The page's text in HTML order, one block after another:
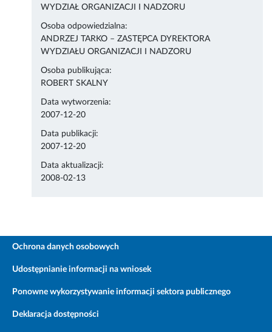
WYDZIAŁ ORGANIZACJI I NADZORU
Osoba odpowiedzialna:
ANDRZEJ TARKO – ZASTĘPCA DYREKTORA
WYDZIAŁU ORGANIZACJI I NADZORU
Osoba publikująca:
ROBERT SKALNY
Data wytworzenia:
2007-12-20
Data publikacji:
2007-12-20
Data aktualizacji:
2008-02-13
Ochrona danych osobowych
Udostępnianie informacji na wniosek
Ponowne wykorzystywanie informacji sektora publicznego
Deklaracja dostępności